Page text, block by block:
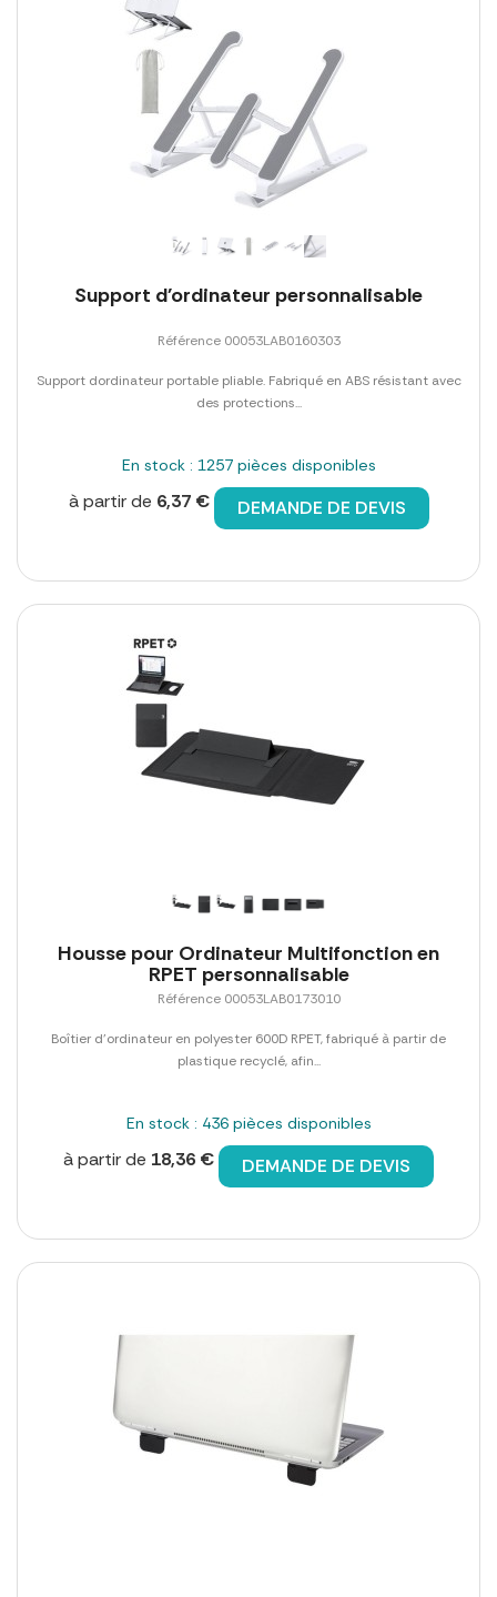
Support d'ordinateur personnalisable
Référence 00053LAB0160303
Support dordinateur portable pliable. Fabriqué en ABS résistant avec
des protections...
En stock : 1257 pièces disponibles
à partir de 6,37 € DEMANDE DE DEVIS
Housse pour Ordinateur Multifonction en
RPET personnalisable
Référence 00053LAB0173010
Boîtier d'ordinateur en polyester 600D RPET, fabriqué à partir de
plastique recyclé, afin...
En stock : 436 pièces disponibles
à partir de 18,36 € DEMANDE DE DEVIS